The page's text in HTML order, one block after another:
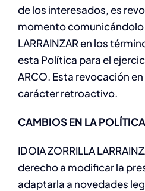
de los interesados, es
momento comunicándolo
LARRAINZAR en los
esta Política para el
ARCO. Esta revocación
carácter retroactivo.
CAMBIOS EN LA
IDOIA ZORRILLA
derecho a modificar la
adaptarla a novedades